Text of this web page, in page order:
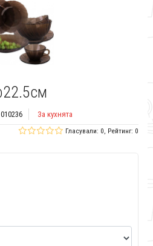
За кухнята
Гласували: 0, Рейтинг: 0